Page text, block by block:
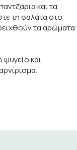
και τα
τη σαλάτα στο
τα αρώματα
ψυγείο και